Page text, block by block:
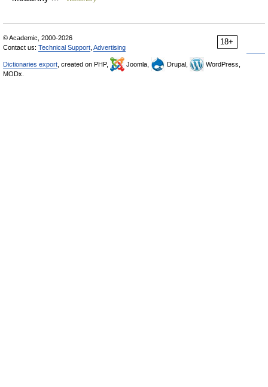
18+
© Academic, 2000-2026
Contact us: Technical Support Advertising
Dictionaries export , created on PHP, Joomla, Drupal,
WordPress,
MODx.